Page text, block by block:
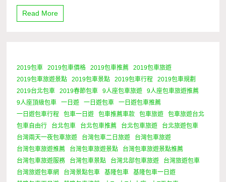
Read More
1 Minute
2019包車 2019包車價格 2019包車推薦
2019包車旅遊
2019包車旅遊景點
2019包車景點 2019包車行程
2019包車規劃
2019台北包車
2019春節包車 9人座包車旅遊
9人座包車旅遊推薦
9人座頂級包車
一日遊 一日遊包車
一日遊包車推薦
一日遊包車行程
包車一日遊 包車推薦車款 包車旅遊
包車旅遊台北
包車自由行
台北包車 台北包車推薦 台北包車旅遊
台北旅遊包車
台灣兩天一夜包車旅遊
台灣包車二日旅遊
台灣包車旅遊
台灣包車旅遊推薦
台灣包車旅遊景點
台灣包車旅遊景點推薦
台灣包車旅遊服務
台灣包車景點 台灣北部包車旅遊
台灣旅遊包車
台灣旅遊包車網
台灣景點包車 基隆包車
基隆包車一日遊